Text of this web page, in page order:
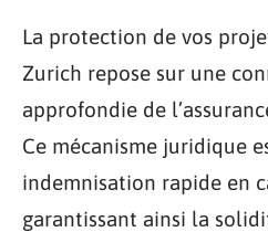
La protection de vos
Zurich repose sur une
approfondie de
Ce mécanisme juridique
indemnisation rapide en
garantissant ainsi la